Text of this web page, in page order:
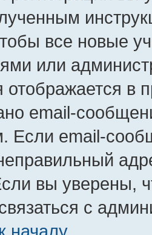
все новые
или
в
email-
Если email-
вы уверены,
с
началу